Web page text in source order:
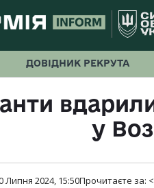
ДОВІДНИК РЕКРУТА
у
Липня 2024, 15:50Прочитаєте за: